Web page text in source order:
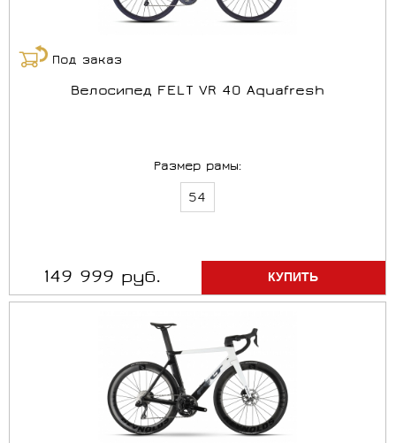
Под заказ
Велосипед FELT VR 40 Aquafresh
Размер рамы:
54
149 999 руб.